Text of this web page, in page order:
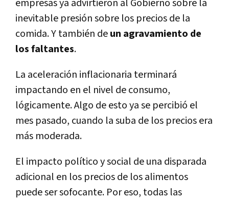
empresas ya advirtieron al Gobierno sobre la
inevitable presión sobre los precios de la
comida. Y también deun agravamiento de
los faltantes.
La aceleración inflacionaria terminará
impactando en el nivel de consumo,
lógicamente. Algo de esto ya se percibió el
mes pasado, cuando la suba de los precios era
más moderada.
El impacto político y social de una disparada
adicional en los precios de los alimentos
puede ser sofocante. Por eso, todas las